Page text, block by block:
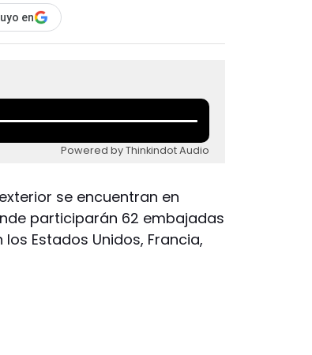
en
Powered by Thinkindot Audio
se encuentran en
participarán 62 embajadas
Estados Unidos, Francia,